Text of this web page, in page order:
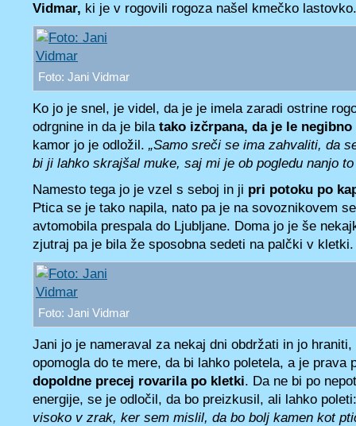
Vidmar, ki je v rogovili rogoza našel kmečko lastovko.
Foto: Jani Vidmar
Ko jo je snel, je videl, da je je imela zaradi ostrine
odrgnine in da je bilatako izčrpana, da je le negibno
kamor jo je odložil. „Samo sreči se ima zahvaliti, da
bi ji lahko skrajšal muke, saj mi je ob pogledu nanjo
Namesto tega jo je vzel s seboj in ji pri potoku po
Ptica se je tako napila, nato pa je na sovoznikovem
avtomobila prespala do Ljubljane. Doma jo je še
zjutraj pa je bila že sposobna sedeti na palčki v kletki.
Foto: Jani Vidmar
Jani jo je nameraval za nekaj dni obdržati in jo
opomogla do te mere, da bi lahko poletela, a je prava
dopoldne precej rovarila po kletki. Da ne bi po
energije, se je odločil, da bo preizkusil, ali lahko
visoko v zrak, ker sem mislil, da bo bolj kamen kot